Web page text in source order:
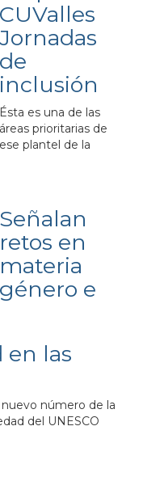
CUValles
Jornadas
de
inclusión
Ésta es una de las
áreas prioritarias de
ese plantel de la
Señalan
retos en
materia
género e
en las
número de la
del UNESCO